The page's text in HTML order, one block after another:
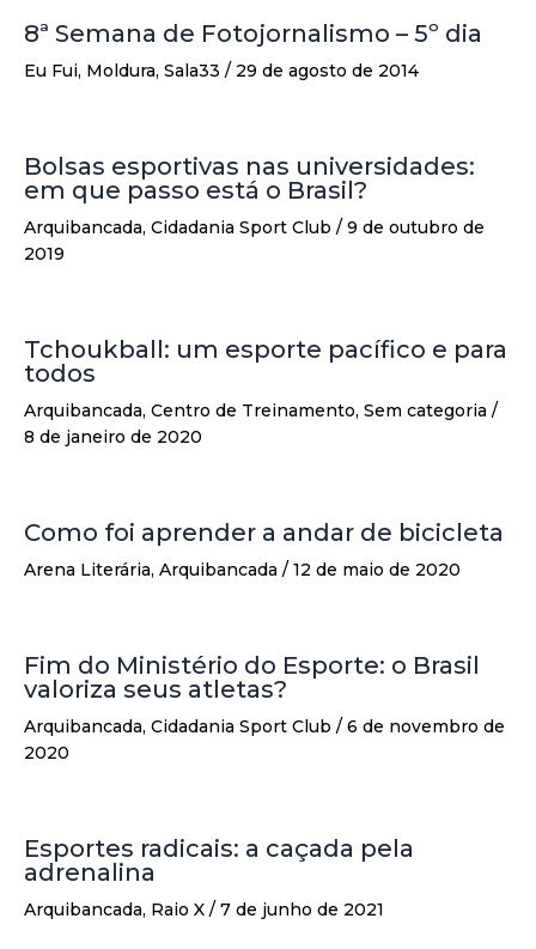
8ª Semana de Fotojornalismo – 5º dia
Eu Fui, Moldura, Sala33 / 29 de agosto de 2014
Bolsas esportivas nas universidades:
em que passo está o Brasil?
Arquibancada, Cidadania Sport Club / 9 de outubro de
2019
Tchoukball: um esporte pacífico e para
todos
Arquibancada, Centro de Treinamento, Sem categoria /
8 de janeiro de 2020
Como foi aprender a andar de bicicleta
Arena Literária, Arquibancada / 12 de maio de 2020
Fim do Ministério do Esporte: o Brasil
valoriza seus atletas?
Arquibancada, Cidadania Sport Club / 6 de novembro de
2020
Esportes radicais: a caçada pela
adrenalina
Arquibancada, Raio X / 7 de junho de 2021